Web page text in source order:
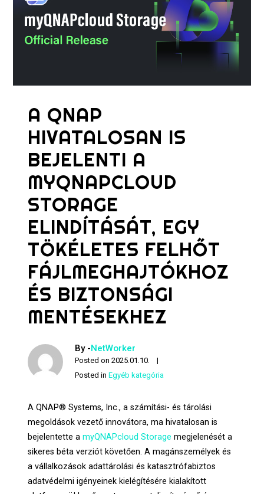
A QNAP
HIVATALOSAN IS
BEJELENTI A
MYQNAPCLOUD
STORAGE
ELINDÍTÁSÁT, EGY
TÖKÉLETES FELHŐT
FÁJLMEGHAJTÓKHOZ
ÉS BIZTONSÁGI
MENTÉSEKHEZ
By -NetWorker
Posted on2025.01.10.
Posted inEgyéb kategória
A QNAP® Systems, Inc., a számítási- és tárolási
megoldások vezető innovátora, ma hivatalosan is
bejelentette amyQNAPcloud Storage megjelenését a
sikeres béta verziót követően. A magánszemélyek és
a vállalkozások adattárolási és katasztrófabiztos
adatvédelmi igényeinek kielégítésére kialakított